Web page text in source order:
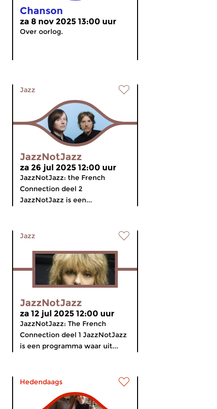
Chanson
za 8 nov 2025 13:00 uur
Over oorlog.
Jazz
JazzNotJazz
za 26 jul 2025 12:00 uur
JazzNotJazz: the French
Connection deel 2
JazzNotJazz is een...
Jazz
JazzNotJazz
za 12 jul 2025 12:00 uur
JazzNotJazz: The French
Connection deel 1 JazzNotJazz
is een programma waar uit...
Hedendaags